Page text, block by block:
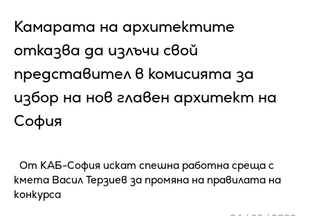
Камарата на архитектите
отказва да излъчи свой
представител в комисията за
избор на нов главен архитект на
София
От КАБ-София искат спешна работна среща с
кмета Васил Терзиев за промяна на правилата на
конкурса